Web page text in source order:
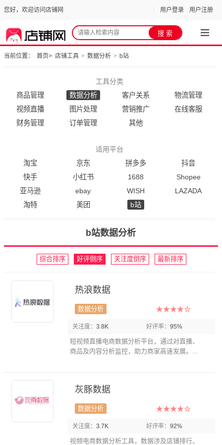
您好，欢迎访问店铺网 用户登录 用户注册
当前位置： 首页> 店铺工具 > 数据分析 > b站
工具分类
商品管理
数据分析 客户关系
物流管理
视频直播
图片处理 营销推广
在线客服
财务管理
订单管理 其他
适用平台
淘宝
京东 拼多多
抖音
快手
小红书 1688
Shopee
亚马逊
ebay WISH
LAZADA
淘特
美团 b站
b站数据分析
综合排序 好评倒序 关注度倒序 最新排序
热浪数据
数据分析
关注度： 3.8K 好评率： 95%
短视频直播电商数据分析平台，通过对直播、
商品及内容分析监控，助力商家高速发展。...
灰豚数据
数据分析
关注度： 3.7K 好评率： 92%
视频电商数据分析工具，数据涉及店铺排行、